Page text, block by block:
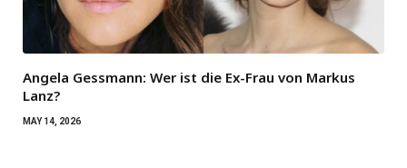
Angela Gessmann: Wer ist die Ex-Frau von Markus
Lanz?
MAY 14, 2026